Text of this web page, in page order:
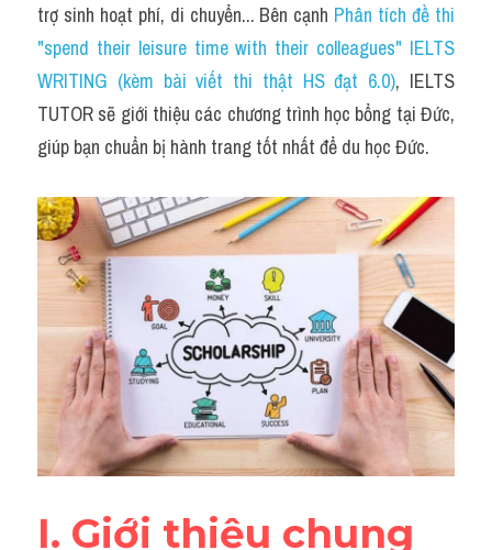
Đề thi thật Task 1
Cách dùng từ
Task 1
Đề thi IELTS thật
Phân biệt từ
Advice
IELTS Advice
Đề thi thật Task 2
Listening
Speaking
trợ sinh hoạt phí, di chuyển... Bên cạnh Phân tích đề thi
"spend their leisure time with their colleagues" IELTS
WRITING (kèm bài viết thi thật HS đạt 6.0), IELTS
TUTOR sẽ giới thiệu các chương trình học bổng tại Đức,
giúp bạn chuẩn bị hành trang tốt nhất để du học Đức.
I. Giới thiệu chung